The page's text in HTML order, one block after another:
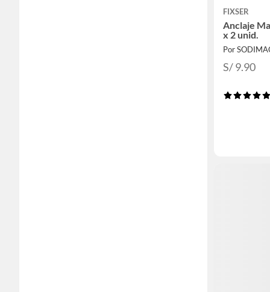
FIXSER
Anclaje
x 2 unid.
Por
S/ 9.90